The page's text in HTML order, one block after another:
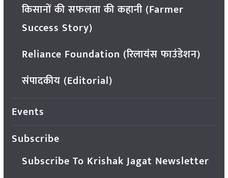
किसानों की सफलता की कहानी (Farmer
Success Story)
Reliance Foundation (रिलायंस फाउंडेशन)
संपादकीय (Editorial)
Events
Subscribe
Subscribe To Krishak Jagat Newsletter